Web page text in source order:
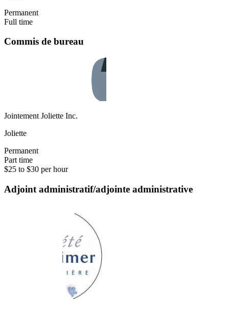
Permanent
Full time
Commis de bureau
Jointement Joliette Inc.
Joliette
Permanent
Part time
$25 to $30 per hour
Adjoint administratif/adjointe administrative